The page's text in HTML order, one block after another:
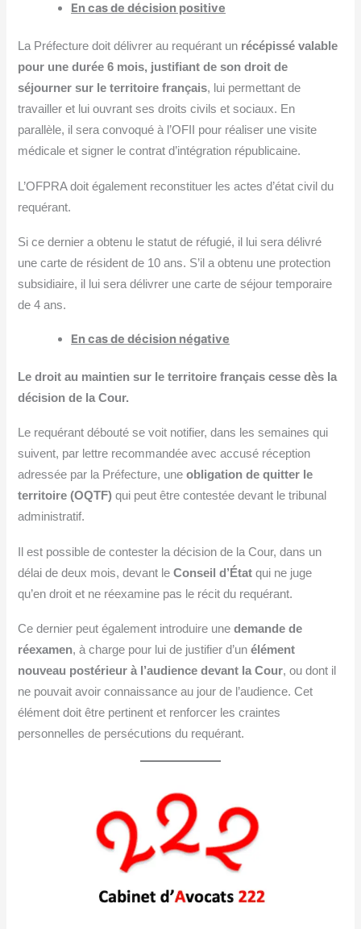
En cas de décision positive
La Préfecture doit délivrer au requérant un récépissé valable
pour une durée 6 mois, justifiant de son droit de
séjourner sur le territoire français, lui permettant de
travailler et lui ouvrant ses droits civils et sociaux. En
parallèle, il sera convoqué à l’OFII pour réaliser une visite
médicale et signer le contrat d’intégration républicaine.
L’OFPRA doit également reconstituer les actes d’état civil du
requérant.
Si ce dernier a obtenu le statut de réfugié, il lui sera délivré
une carte de résident de 10 ans. S’il a obtenu une protection
subsidiaire, il lui sera délivrer une carte de séjour temporaire
de 4 ans.
En cas de décision négative
Le droit au maintien sur le territoire français cesse dès la
décision de la Cour.
Le requérant débouté se voit notifier, dans les semaines qui
suivent, par lettre recommandée avec accusé réception
adressée par la Préfecture, uneobligation de quitter le
territoire (OQTF) qui peut être contestée devant le tribunal
administratif.
Il est possible de contester la décision de la Cour, dans un
délai de deux mois, devant leConseil d’État qui ne juge
qu’en droit et ne réexamine pas le récit du requérant.
Ce dernier peut également introduire unedemande de
réexamen, à charge pour lui de justifier d’unélément
nouveau postérieur à l’audience devant la Cour, ou dont il
ne pouvait avoir connaissance au jour de l’audience. Cet
élément doit être pertinent et renforcer les craintes
personnelles de persécutions du requérant.